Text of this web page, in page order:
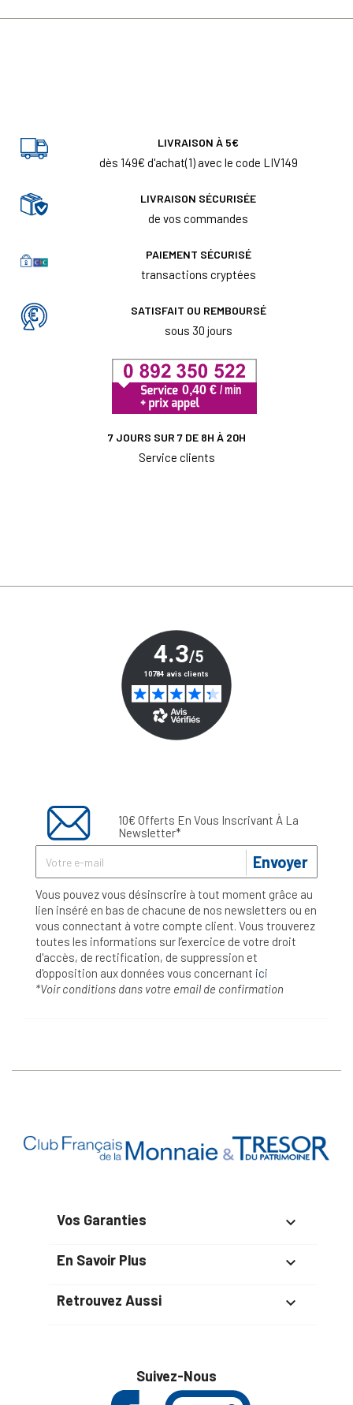
LIVRAISON À 5€
dès 149€ d'achat(1) avec le code LIV149
LIVRAISON SÉCURISÉE
de vos commandes
PAIEMENT SÉCURISÉ
transactions cryptées
SATISFAIT OU REMBOURSÉ
sous 30 jours
7 JOURS SUR 7 DE 8H À 20H
Service clients
10€ Offerts En Vous Inscrivant À La
Newsletter*
Envoyer
Vous pouvez vous désinscrire à tout moment grâce au
lien inséré en bas de chacune de nos newsletters ou en
vous connectant à votre compte client. Vous trouverez
toutes les informations sur l’exercice de votre droit
d'accès, de rectification, de suppression et
d'opposition aux données vous concernant ici
*Voir conditions dans votre email de confirmation
Vos Garanties 
En Savoir Plus 
Retrouvez Aussi 
Suivez-Nous